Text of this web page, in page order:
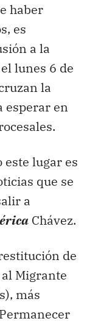
haber
es
a la
lunes 6 de
la
esperar en
este lugar es
que se
a
Chávez.
de
Migrante
más